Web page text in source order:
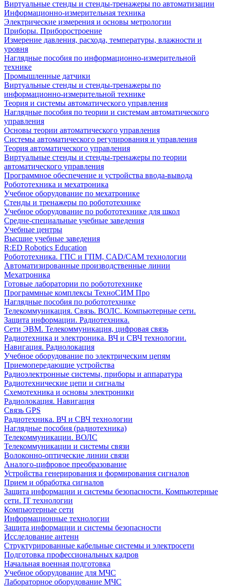
Виртуальные стенды и стенды-тренажеры по автоматизации
Информационно-измерительная техника
Электрические измерения и основы метрологии
Приборы. Приборостроение
Измерение давления, расхода, температуры, влажности и
уровня
Наглядные пособия по информационно-измерительной
технике
Промышленные датчики
Виртуальные стенды и стенды-тренажеры по
информационно-измерительной технике
Теория и системы автоматического управления
Наглядные пособия по теории и системам автоматического
управления
Основы теории автоматического управления
Системы автоматического регулирования и управления
Теория автоматического управления
Виртуальные стенды и стенды-тренажеры по теории
автоматического управления
Программное обеспечение и устройства ввода-вывода
Робототехника и мехатроника
Учебное оборудование по мехатронике
Стенды и тренажеры по робототехнике
Учебное оборудование по робототехнике для школ
Средне-специальные учебные заведения
Учебные центры
Высшие учебные заведения
R:ED Robotics Education
Робототехника. ГПС и ГПМ, CAD/CAM технологии
Автоматизированные производственные линии
Мехатроника
Готовые лаборатории по робототехнике
Программные комплексы ТехноСИМ Про
Наглядные пособия по робототехнике
Телекоммуникация. Связь. ВОЛС. Компьютерные сети.
Защита информации. Радиотехника.
Сети ЭВМ. Телекоммуникация, цифровая связь
Радиотехника и электроника. ВЧ и СВЧ технологии.
Навигация. Радиолокация
Учебное оборудование по электрическим цепям
Приемопередающие устройства
Радиоэлектронные системы, приборы и аппаратура
Радиотехнические цепи и сигналы
Схемотехника и основы электроники
Радиолокация. Навигация
Связь GPS
Радиотехника. ВЧ и СВЧ технологии
Наглядные пособия (радиотехника)
Телекоммуникации. ВОЛС
Телекоммуникации и системы связи
Волоконно-оптические линии связи
Аналого-цифровое преобразование
Устройства генерирования и формирования сигналов
Прием и обработка сигналов
Защита информации и системы безопасности. Компьютерные
сети. IT технологии
Компьютерные сети
Информационные технологии
Защита информации и системы безопасности
Исследование антенн
Структурированные кабельные системы и электросети
Подготовка профессиональных кадров
Начальная военная подготовка
Учебное оборудование для МЧС
Лабораторное оборудование МЧС